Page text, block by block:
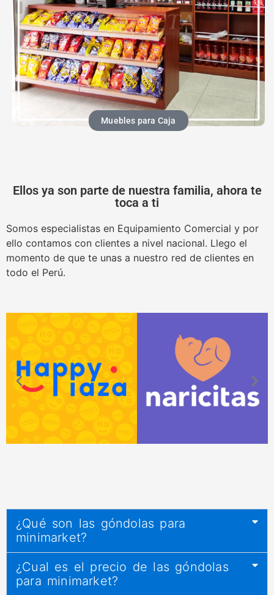
Muebles para Caja
Ellos ya son parte de nuestra familia, ahora te
toca a ti
Somos especialistas en Equipamiento Comercial y por
ello contamos con clientes a nivel nacional. Llego el
momento de que te unas a nuestro red de clientes en
todo el Perú.
¿Qué son las góndolas para
minimarket?
¿Cual es el precio de las góndolas
para minimarket?